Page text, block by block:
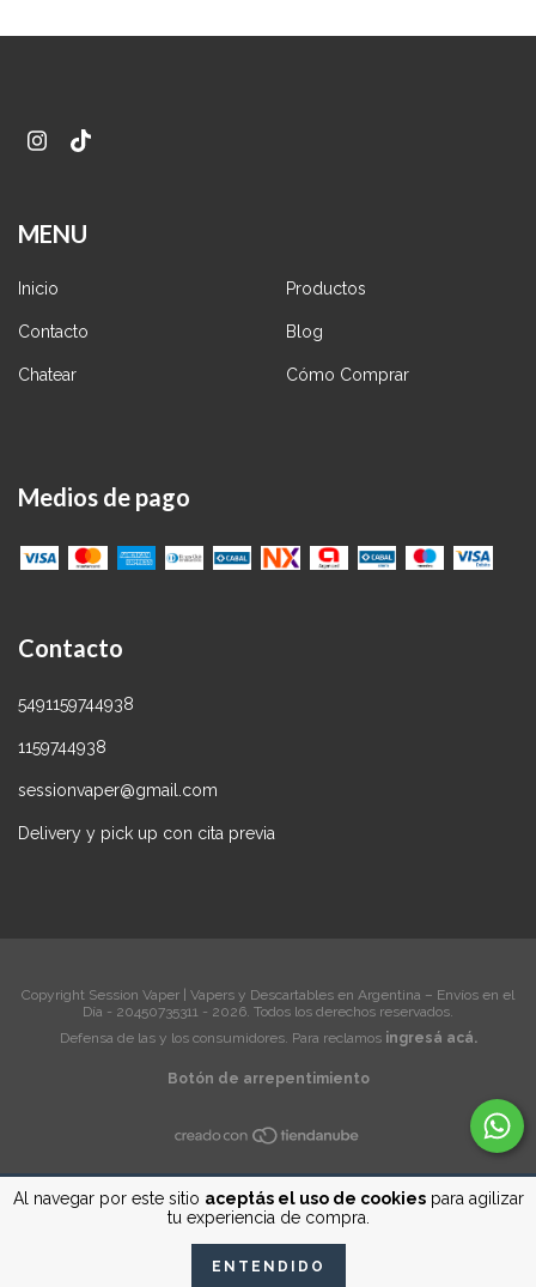
Al navegar por este sitio aceptás el uso de cookiespara agilizar
tu experiencia de compra.
ENTENDIDO
MENU
Inicio Productos
Contacto Blog
Chatear Cómo Comprar
Medios de pago
Contacto
5491159744938
1159744938
sessionvaper@gmail.com
Delivery y pick up con cita previa
Copyright Session Vaper | Vapers y Descartables en Argentina – Envíos en el
Día - 20450735311 - 2026. Todos los derechos reservados.
Defensa de las y los consumidores. Para reclamos ingresá acá.
Botón de arrepentimiento